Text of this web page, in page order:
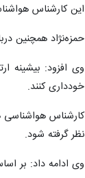
این کارشناس
حمزه‌نژاد همچنین
خودداری کنند.
کارشناس هواشناسی
نظر گرفته شود.
وی ادامه داد: بر